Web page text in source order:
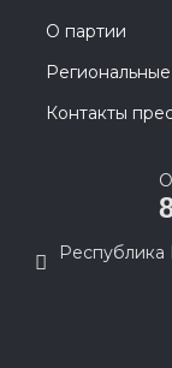
О партии
Контакты